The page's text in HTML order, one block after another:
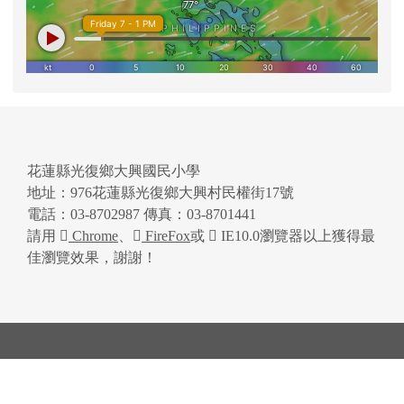
花蓮縣光復鄉大興國民小學
地址：976花蓮縣光復鄉大興村民權街17號
電話：03-8702987 傳真：03-8701441
請用
Chrome FireFox或
IE10.0瀏覽器以上獲得最
佳瀏覽效果，謝謝！